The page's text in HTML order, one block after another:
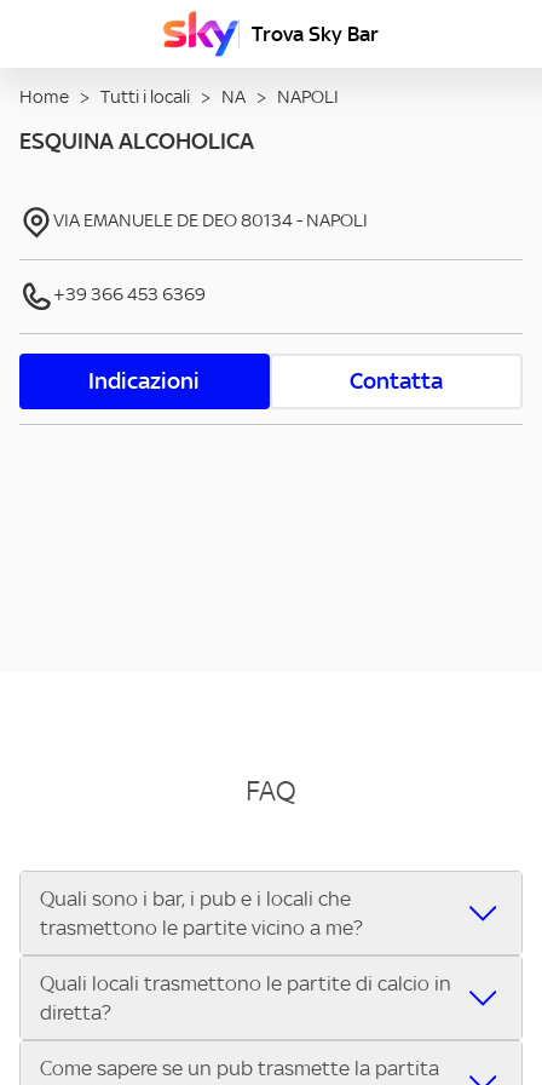
Trova Sky Bar
Home > Tutti i locali > NA > NAPOLI
ESQUINA ALCOHOLICA
VIA EMANUELE DE DEO80134- NAPOLI
+39 366 453 6369
Indicazioni Contatta
FAQ
Quali sono i bar, i pub e i locali che
trasmettono le partite vicino a me?
Se cerchi un bar, pub, ristorante o locale vicino a te per
vedere le partite di Serie A ENILIVE, la Serie C Sky Wifi, la
UEFA Champions League, la UEFA Europa League, la UEFA
Conference League, il Tennis, la Formula 1®, la MotoGP™ e
Quali locali trasmettono le partite di calcio in
diretta?
Vuoi sapere quali bar, pub o ristoranti mostrano le partite
Come sapere se un pub trasmette la partita